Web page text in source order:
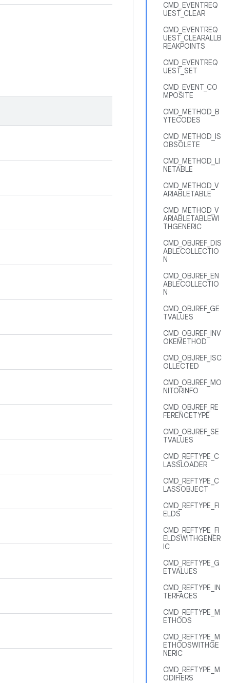
CMD_EVENTREQ
UEST_CLEAR
CMD_EVENTREQ
UEST_CLEARALLB
REAKPOINTS
CMD_EVENTREQ
UEST_SET
CMD_EVENT_CO
MPOSITE
CMD_METHOD_B
YTECODES
CMD_METHOD_IS
OBSOLETE
CMD_METHOD_LI
NETABLE
CMD_METHOD_V
ARIABLETABLE
CMD_METHOD_V
ARIABLETABLEWI
THGENERIC
CMD_OBJREF_DIS
ABLECOLLECTIO
N
CMD_OBJREF_EN
ABLECOLLECTIO
N
CMD_OBJREF_GE
TVALUES
CMD_OBJREF_INV
OKEMETHOD
CMD_OBJREF_ISC
OLLECTED
CMD_OBJREF_MO
NITORINFO
CMD_OBJREF_RE
FERENCETYPE
CMD_OBJREF_SE
TVALUES
CMD_REFTYPE_C
LASSLOADER
CMD_REFTYPE_C
LASSOBJECT
CMD_REFTYPE_FI
ELDS
CMD_REFTYPE_FI
ELDSWITHGENER
IC
CMD_REFTYPE_G
ETVALUES
CMD_REFTYPE_IN
TERFACES
CMD_REFTYPE_M
ETHODS
CMD_REFTYPE_M
ETHODSWITHGE
NERIC
CMD_REFTYPE_M
ODIFIERS